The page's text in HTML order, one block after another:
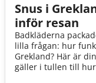
Snus i
inför resan
Badkläderna
lilla frågan: hur
Grekland? Här är
gäller i tullen till